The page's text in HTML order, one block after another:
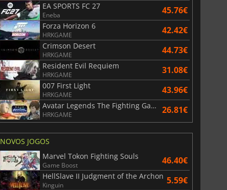
EA SPORTS FC 27
Eneba 45.76€
Forza Horizon 6
HRKGAME 42.42€
Crimson Desert
HRKGAME 44.73€
Resident Evil Requiem
HRKGAME 31.08€
007 First Light
HRKGAME 43.96€
Avatar Legends The Fighting Game
HRKGAME 26.81€
NOVOS JOGOS
Marvel Tokon Fighting Souls
Game Boost 46.40€
HellSlave II Judgment of the Archon
Kinguin 5.59€